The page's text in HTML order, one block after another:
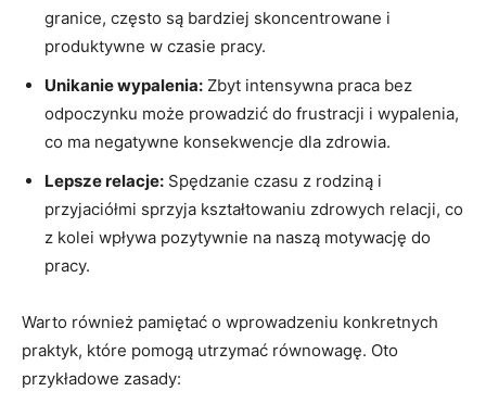
granice, często są bardziej ⁣skoncentrowane i
produktywne w czasie pracy.
Unikanie wypalenia: Zbyt intensywna praca bez
odpoczynku może prowadzić ⁣do frustracji i wypalenia,
co ma negatywne konsekwencje dla zdrowia.
Lepsze relacje: Spędzanie czasu z ⁤rodziną ⁣i
przyjaciółmi sprzyja kształtowaniu zdrowych relacji, ⁤co
z​ kolei wpływa pozytywnie na naszą ‌motywację ‌do
pracy.
Warto również​ pamiętać⁤ o wprowadzeniu⁣ konkretnych⁤
praktyk, które pomogą⁢ utrzymać równowagę. ⁤Oto
⁤przykładowe zasady: